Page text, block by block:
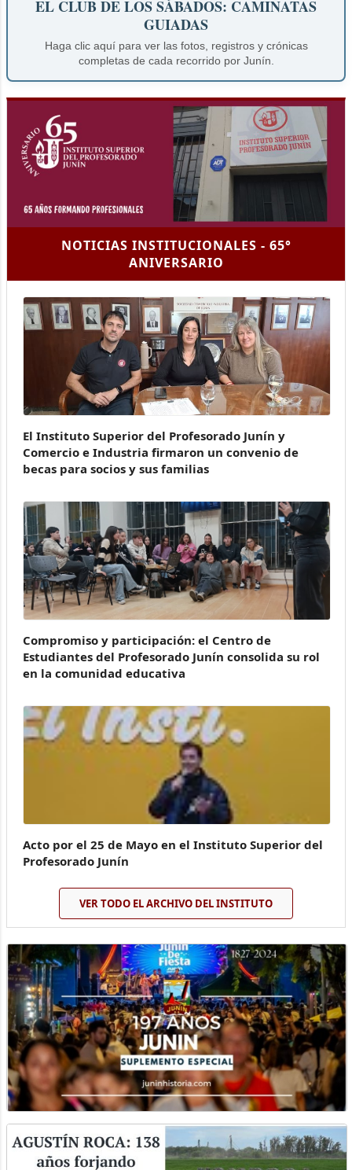
EL CLUB DE LOS SÁBADOS: CAMINATAS
GUIADAS
Haga clic aquí para ver las fotos, registros y crónicas
completas de cada recorrido por Junín.
NOTICIAS INSTITUCIONALES - 65°
ANIVERSARIO
El Instituto Superior del Profesorado Junín y
Comercio e Industria firmaron un convenio de
becas para socios y sus familias
Compromiso y participación: el Centro de
Estudiantes del Profesorado Junín consolida su rol
en la comunidad educativa
Acto por el 25 de Mayo en el Instituto Superior del
Profesorado Junín
VER TODO EL ARCHIVO DEL INSTITUTO